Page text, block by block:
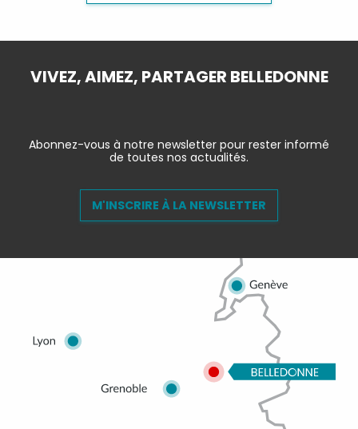
VIVEZ, AIMEZ, PARTAGER BELLEDONNE
Abonnez-vous à notre newsletter pour rester informé
de toutes nos actualités.
M'INSCRIRE À LA NEWSLETTER